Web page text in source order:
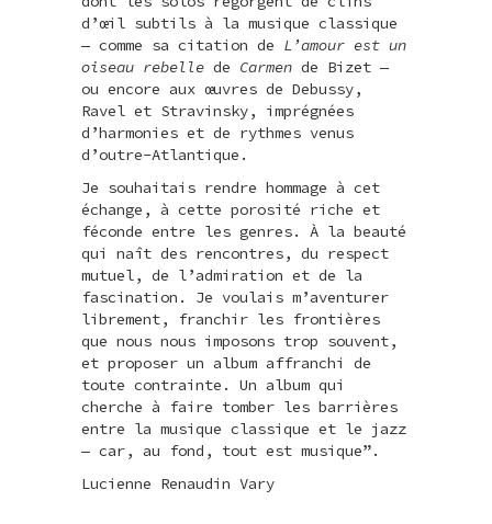
d’œil subtils à la musique classique
— comme sa citation de L’amour est un
oiseau rebelle de Carmen de Bizet —
ou encore aux œuvres de Debussy,
Ravel et Stravinsky, imprégnées
d’harmonies et de rythmes venus
d’outre-Atlantique.
Je souhaitais rendre hommage à cet
échange, à cette porosité riche et
féconde entre les genres. À la beauté
qui naît des rencontres, du respect
mutuel, de l’admiration et de la
fascination. Je voulais m’aventurer
librement, franchir les frontières
que nous nous imposons trop souvent,
et proposer un album affranchi de
toute contrainte. Un album qui
cherche à faire tomber les barrières
entre la musique classique et le jazz
— car, au fond, tout est musique”.
Lucienne Renaudin Vary